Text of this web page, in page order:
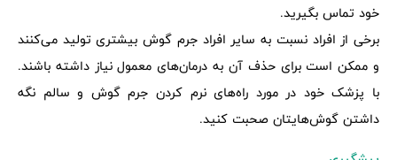
خود تماس بگیرید.
برخی از افراد نسبت به سایر افراد جرم گوش بیشتری تولید می‌کنند
و ممکن است برای حذف آن به درمان‌های معمول نیاز داشته باشند.
با پزشک خود در مورد راه‌های نرم کردن جرم گوش و سالم نگه
داشتن گوش‌هایتان صحبت کنید.